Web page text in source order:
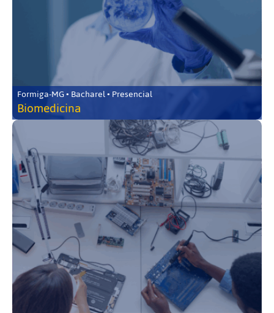
Formiga-MG • Bacharel • Presencial
Biomedicina